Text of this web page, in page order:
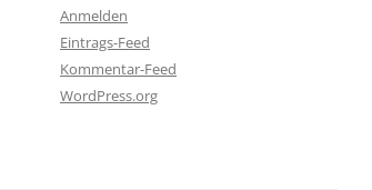
Anmelden
Eintrags-Feed
Kommentar-Feed
WordPress.org